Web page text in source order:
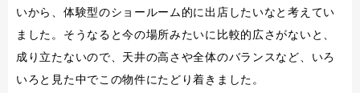
いから、体験型のショールーム的に出店したいなと考えてい
ました。そうなると今の場所みたいに比較的広さがないと、
成り立たないので、天井の高さや全体のバランスなど、いろ
いろと見た中でこの物件にたどり着きました。